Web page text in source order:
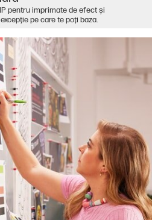
pentru imprimate de efect şi
pe care te poţi baza.